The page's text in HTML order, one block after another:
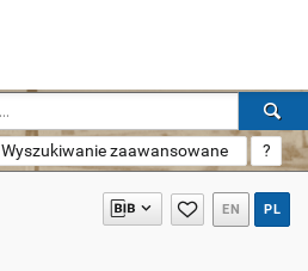
Wyszukiwanie zaawansowane ?
EN PL